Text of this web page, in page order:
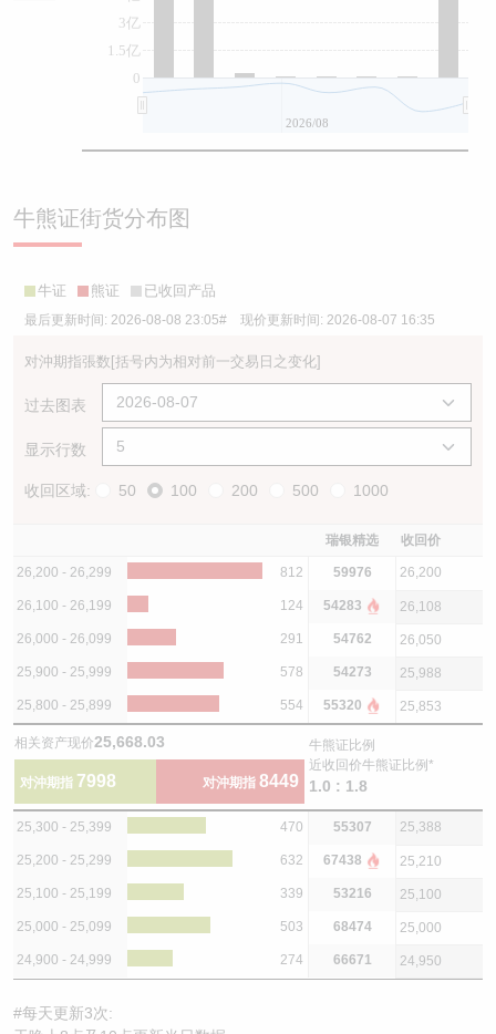
0
1.5亿
3亿
2026/08
牛熊证街货分布图
牛证 熊证 已收回产品
最后更新时间: 2026-08-08 23:05# 现价更新时间: 2026-08-07 16:35
对沖期指張数[括号内为相对前一交易日之变化]
过去图表
显示行数
收回区域: 50 100 200 500 1000
瑞银精选 收回价
26,200 - 26,299 812 59976 26,200
26,100 - 26,199 124 54283 26,108
26,000 - 26,099 291 54762 26,050
25,900 - 25,999 578 54273 25,988
25,800 - 25,899 554 55320 25,853
相关资产现价25,668.03
对沖期指 7998 对沖期指 8449
牛熊证比例
近收回价牛熊证比例*
1.0 : 1.8
25,300 - 25,399 470 55307 25,388
25,200 - 25,299 632 67438 25,210
25,100 - 25,199 339 53216 25,100
25,000 - 25,099 503 68474 25,000
24,900 - 24,999 274 66671 24,950
#每天更新3次: